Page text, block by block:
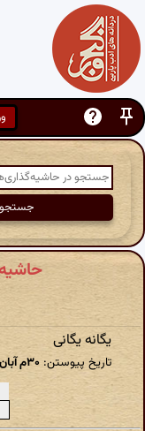
یگانه یگانی
تاریخ پیوستن: ۳۰م آبان ۱۴۰۰